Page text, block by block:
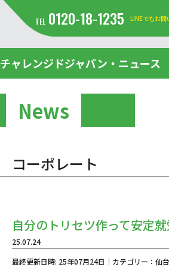
TEL 0120-18-1235 LINEでもお問
チャレンジドジャパン・ニュース
News
コーポレート
自分のトリセツ作って安定
25.07.24
最終更新日時: 25年07月24日｜カテゴリー：仙